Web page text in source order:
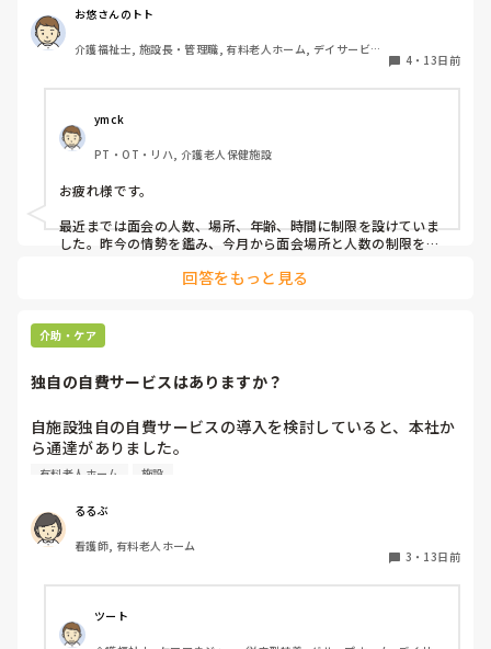
か？
インフルやコロナ対策でまだ制限を取っている施設も多くあ
ると思います。
ど病院みたいなルールでされてますか？
自施設も制限は設けてますが、生活の場という事もありあま
り厳しくするのももどかしさを感じてます。
スタッフの意向も無視する訳にもいかないので葛藤が凄いで
す。
お悠さんのトト
介護福祉士, 施設長・管理職, 有料老人ホーム, デイサービス,
4・ 13日前
ymck
PT・OT・リハ, 介護老人保健施設
お疲れ様です。
最近までは面会の人数、場所、年齢、時間に制限を設けていま
した。昨今の情勢を鑑み、今月から面会場所と人数の制限を撤
体調不良者がいらっしゃる場合にはご遠慮いただく（場合によ
ります。順次、ご家族からのご意見をもとに緩和を検討する予
定です。
り入れながら、少しずつ調整するしかないかなと感じていま
回答をもっと見る
介助・ケア
独自の自費サービスはありますか？
自施設独自の自費サービスの導入を検討していると、本社か
ら通達がありました。
例えば、点滴が毎日必要になった時に、1日あたり数千円の
利用者さんの負担が増大することは明白ですが、利用者さん
からしたら、自費サービスを払わないと点滴など必要な治療
をしてもらえないという状況になります。
皆さんが働いている施設では、保険外サービスを導入してい
る所はありますか？
また内容と金額が分かれば教えてください。
有料老人ホーム 施設
るるぶ
看護師, 有料老人ホーム
3 ・ 13日前
ツート